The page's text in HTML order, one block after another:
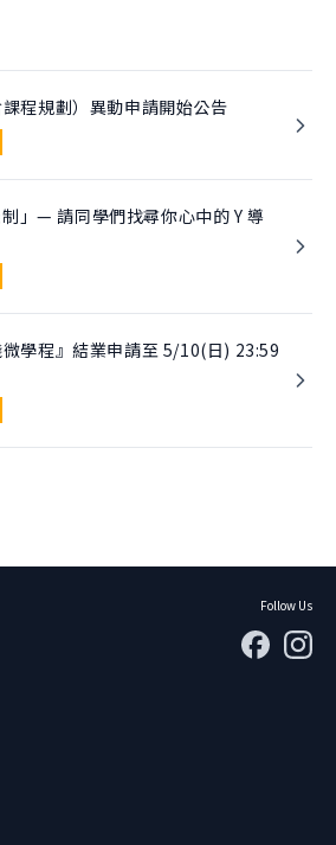
程規劃）異動申請開始公告
」— 請同學們找尋你心中的 Y 導
學程』結業申請至 5/10(日) 23:59
Follow Us